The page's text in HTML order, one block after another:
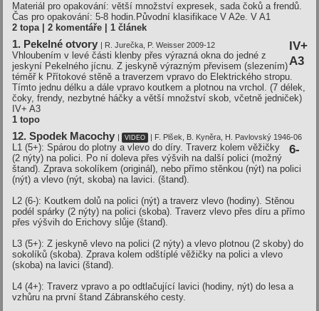
Materiál pro opakování: větší množství expresek, sada čoků a frendů.
Čas pro opakování: 5-8 hodin.Původní klasifikace V A2e. V A1
2 topa | 2 komentáře | 1 článek
1. Pekelné otvory | R. Jurečka, P. Weisser 2009-12
IV+
A3
Vhloubením v levé části klenby přes výrazná okna do jedné z
jeskyní Pekelného jícnu. Z jeskyně výrazným převisem (slezením)
téměř k Přítokové stěně a traverzem vpravo do Elektrického stropu.
Tímto jednu délku a dále vpravo koutkem a plotnou na vrchol. (7 délek,
čoky, frendy, nezbytné háčky a větší množství skob, včetně jedniček)
IV+ A3
1 topo
12. Spodek Macochy VIDEO | F. Plšek, B. Kyněra, H. Pavlovský 1946-06
6-
L1 (5+): Spárou do plotny a vlevo do díry. Traverz kolem věžičky
(2 nýty) na polici. Po ní doleva přes výšvih na další polici (možný
štand). Zprava sokolíkem (originál), nebo přímo stěnkou (nýt) na polici
(nýt) a vlevo (nýt, skoba) na lavici. (štand).
L2 (6-): Koutkem dolů na polici (nýt) a traverz vlevo (hodiny). Stěnou
podél spárky (2 nýty) na polici (skoba). Traverz vlevo přes díru a přímo
přes výšvih do Erichovy slůje (štand).
L3 (5+): Z jeskyně vlevo na polici (2 nýty) a vlevo plotnou (2 skoby) do
sokolíků (skoba). Zprava kolem odštíplé věžičky na polici a vlevo
(skoba) na lavici (štand).
L4 (4+): Traverz vpravo a po odtlačující lavici (hodiny, nýt) do lesa a
vzhůru na první štand Zábranského cesty.